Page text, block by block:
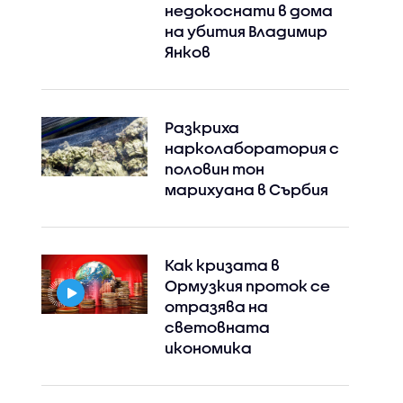
недокоснати в дома
на убития Владимир
Янков
Разкриха
нарколаборатория с
половин тон
марихуана в Сърбия
Как кризата в
Ормузкия проток се
отразява на
световната
икономика